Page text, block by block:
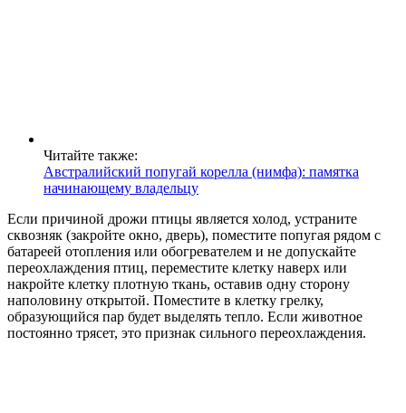
Читайте также:
Австралийский попугай корелла (нимфа): памятка
начинающему владельцу
Если причиной дрожи птицы является холод, устраните
сквозняк (закройте окно, дверь), поместите попугая рядом с
батареей отопления или обогревателем и не допускайте
переохлаждения птиц, переместите клетку наверх или
накройте клетку плотную ткань, оставив одну сторону
наполовину открытой. Поместите в клетку грелку,
образующийся пар будет выделять тепло. Если животное
постоянно трясет, это признак сильного переохлаждения.